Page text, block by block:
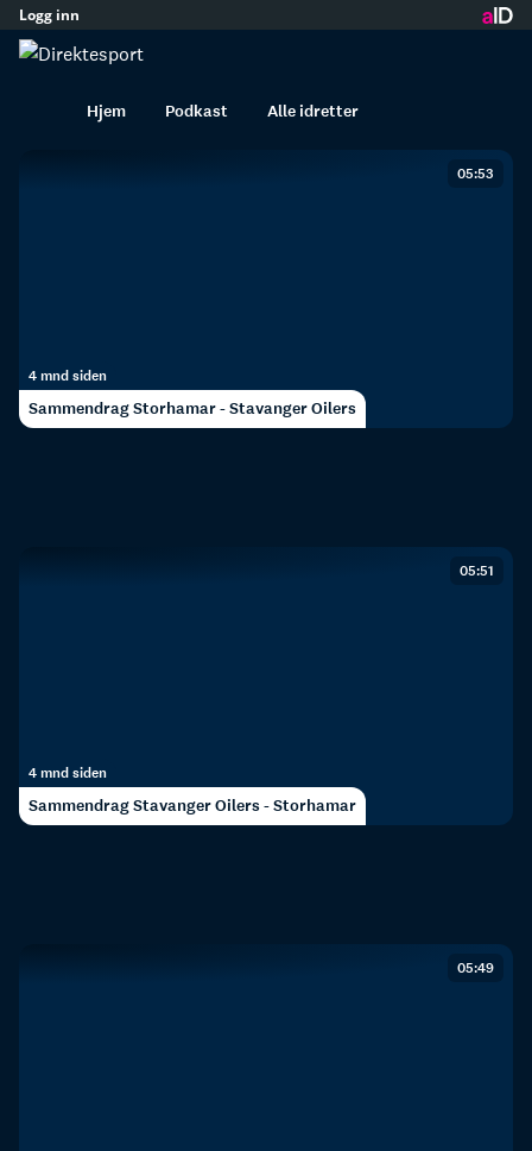
innhold
Logg inn
Hjem Podkast Alle idretter
Høydepunkt av Stavanger
05:53
4 mnd siden
Sammendrag Storhamar - Stavanger Oilers
05:51
4 mnd siden
Sammendrag Stavanger Oilers - Storhamar
05:49